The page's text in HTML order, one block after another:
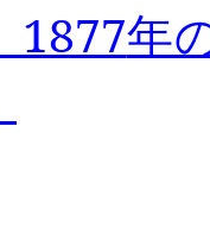
1877年